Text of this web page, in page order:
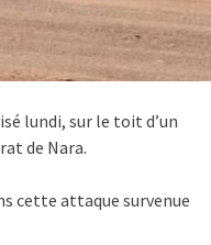
lundi, sur le toit d’un
de Nara.
cette attaque survenue